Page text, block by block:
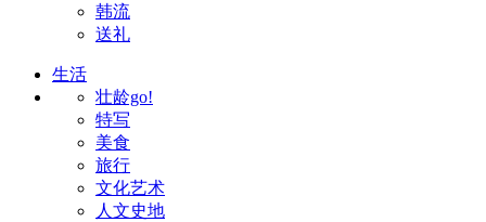
韩流
送礼
生活
壮龄go!
特写
美食
旅行
文化艺术
人文史地